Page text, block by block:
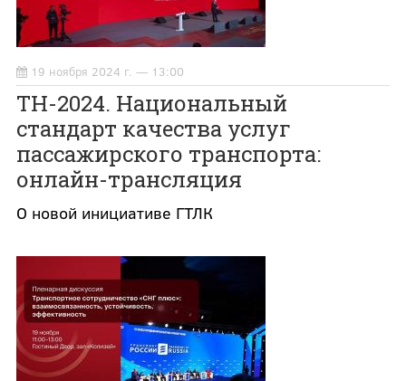
19 ноября 2024 г. — 13:00
ТН-2024. Национальный
стандарт качества услуг
пассажирского транспорта:
онлайн-трансляция
О новой инициативе ГТЛК